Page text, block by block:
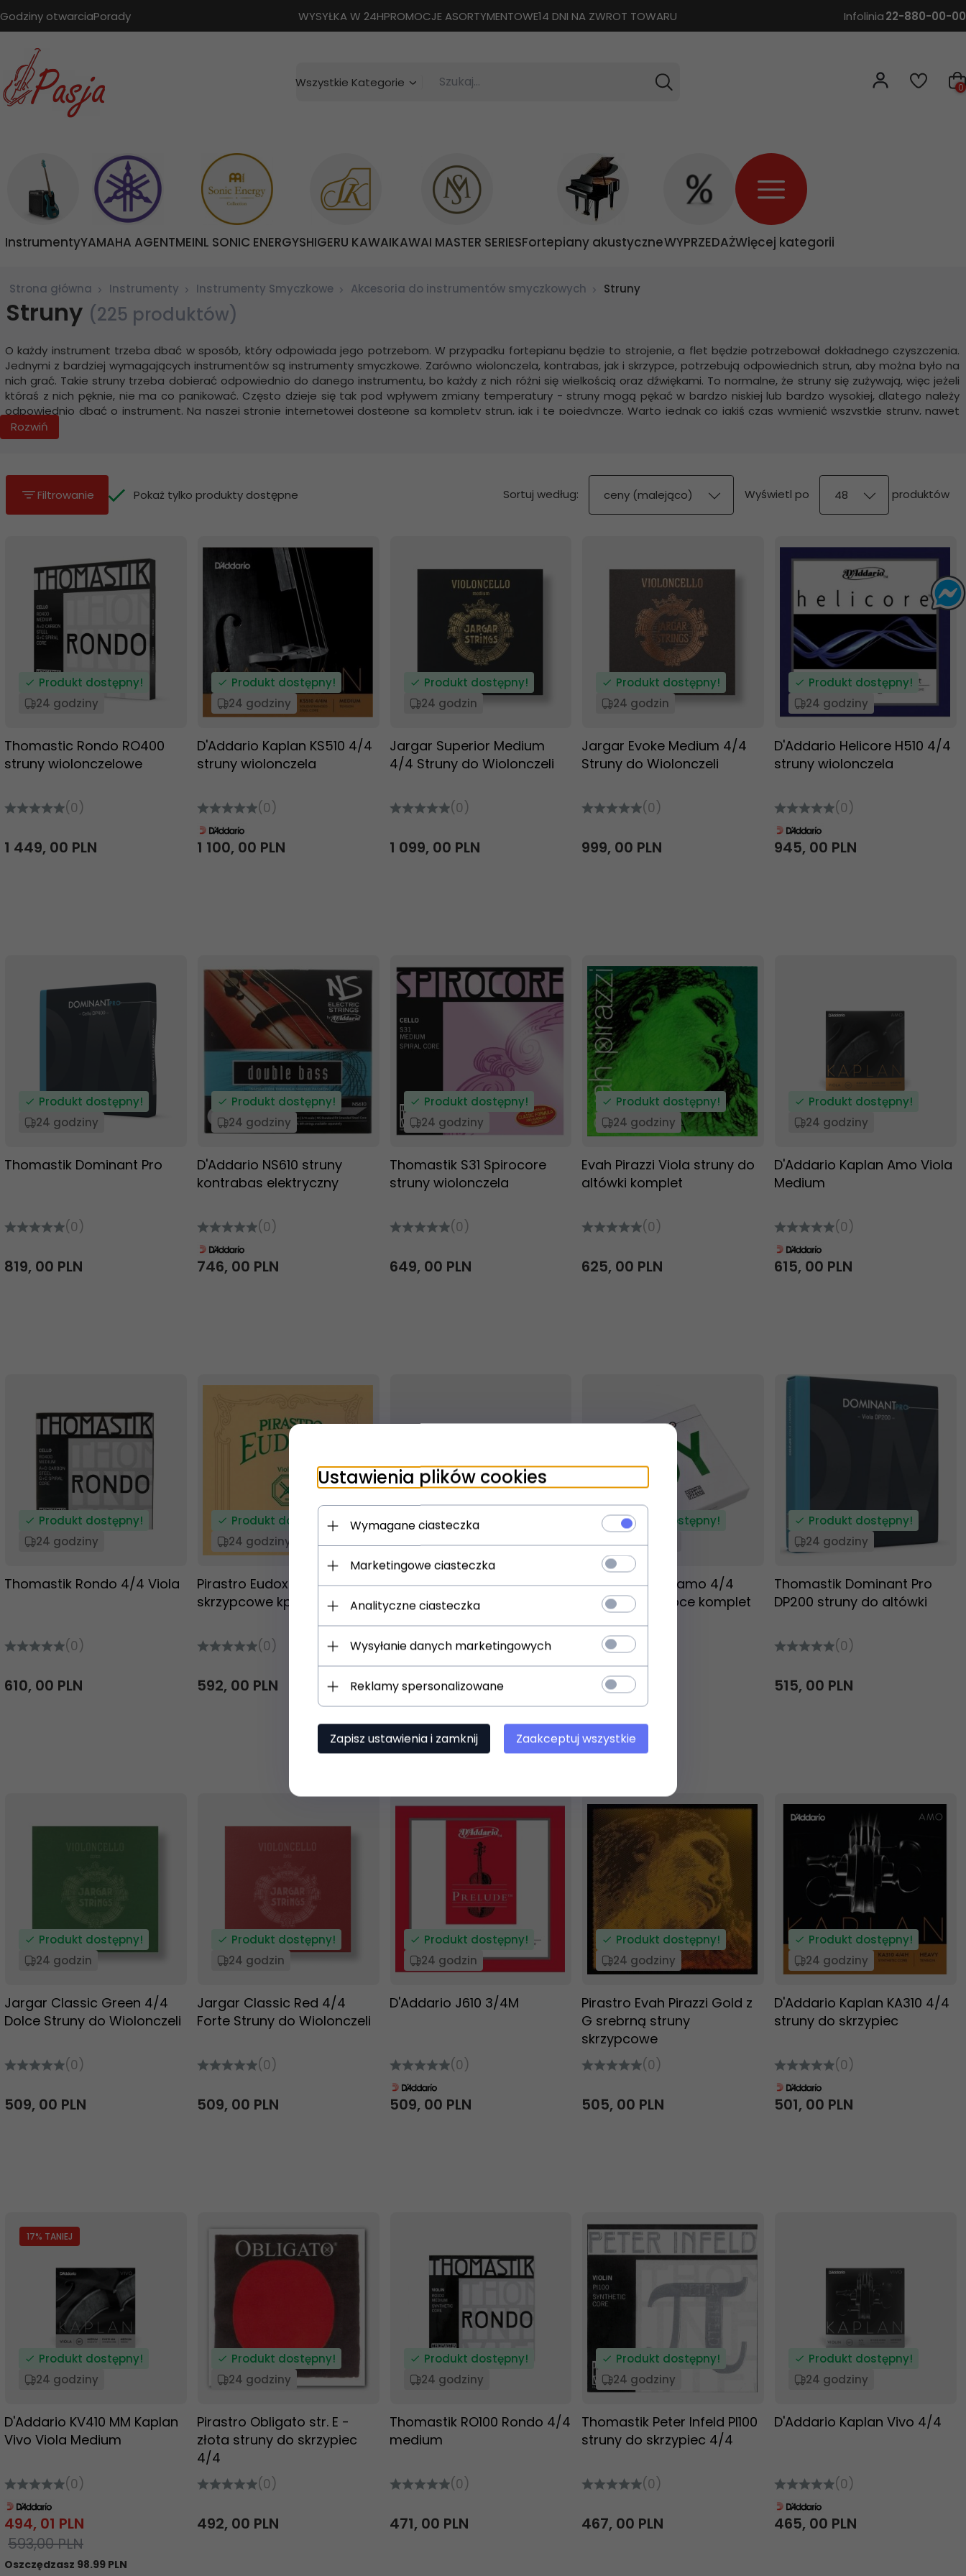
Godziny otwarciaPorady WYSYŁKA W 24HPROMOCJE ASORTYMENTOWE14 DNI NA ZWROT TOWARU Infolinia22-880-00-00
categories_searcher
Wszystkie Kategorie Szukaj... 0
InstrumentyYAMAHA AGENTMEINL SONIC ENERGYSHIGERU KAWAIKAWAI MASTER SERIESFortepiany akustyczneWYPRZEDAŻWięcej kategorii
Strona główna Instrumenty Instrumenty Smyczkowe Akcesoria do instrumentów smyczkowych Struny
Struny (225 produktów)
O każdy instrument trzeba dbać w sposób, który odpowiada jego potrzebom. W przypadku fortepianu będzie to strojenie, a flet będzie potrzebował dokładnego czyszczenia.
Jednymi z bardziej wymagających instrumentów są instrumenty smyczkowe. Zarówno wiolonczela, kontrabas, jak i skrzypce, potrzebują odpowiednich strun, aby można było na
nich grać. Takie struny trzeba dobierać odpowiednio do danego instrumentu, bo każdy z nich różni się wielkością oraz dźwiękami. To normalne, że struny się zużywają, więc jeżeli
któraś z nich pęknie, nie ma co panikować. Często dzieje się tak pod wpływem zmiany temperatury - struny mogą pękać w bardzo niskiej lub bardzo wysokiej, dlatego należy
odpowiednio dbać o instrument. Na naszej stronie internetowej dostępne są komplety strun, jak i te pojedyncze. Warto jednak co jakiś czas wymienić wszystkie struny, nawet
jeżeli nie są pęknięte. Strona internetowa oferuje szeroki wybór marek, zarówno tych popularnych, jak i mniej.
Rozwiń
Filtrowanie Pokaż tylko produkty dostępne Sortuj według:
sort
ceny (malejąco)
Wyświetl po
pop
48
produktów
Produkt dostępny!
24 godziny
Thomastic Rondo RO400
struny wiolonczelowe
(0)
1 449, 00 PLN
Produkt dostępny!
24 godziny
D'Addario Kaplan KS510 4/4
struny wiolonczela
(0)
1 100, 00 PLN
Produkt dostępny!
24 godzin
Jargar Superior Medium
4/4 Struny do Wiolonczeli
(0)
1 099, 00 PLN
Produkt dostępny!
24 godzin
Jargar Evoke Medium 4/4
Struny do Wiolonczeli
(0)
999, 00 PLN
Produkt dostępny!
24 godziny
D'Addario Helicore H510 4/4
struny wiolonczela
(0)
945, 00 PLN
Produkt dostępny!
24 godziny
Thomastik Dominant Pro
(0)
819, 00 PLN
Produkt dostępny!
24 godziny
D'Addario NS610 struny
kontrabas elektryczny
(0)
746, 00 PLN
Produkt dostępny!
24 godziny
Thomastik S31 Spirocore
struny wiolonczela
(0)
649, 00 PLN
Produkt dostępny!
24 godziny
Evah Pirazzi Viola struny do
altówki komplet
(0)
625, 00 PLN
Produkt dostępny!
24 godziny
D'Addario Kaplan Amo Viola
Medium
(0)
615, 00 PLN
Produkt dostępny!
24 godziny
Thomastik Rondo 4/4 Viola
(0)
610, 00 PLN
Produkt dostępny!
24 godziny
Pirastro Eudoxa struny
skrzypcowe kpl
(0)
592, 00 PLN
Produkt dostępny!
24 godziny
D'Addario Kaplan Forza
Viola Medium
(0)
576,00PLN
Produkt dostępny!
24 godziny
Thomastik Dynamo 4/4
medium skrzypce komplet
534, 00
Produkt dostępny!
24 godziny
Thomastik Dominant Pro
DP200 struny do altówki
(0)
515, 00 PLN
Produkt dostępny!
24 godzin
Jargar Classic Green 4/4
Dolce Struny do Wiolonczeli
(0)
509, 00 PLN
Produkt dostępny!
24 godzin
Jargar Classic Red 4/4
Forte Struny do Wiolonczeli
(0)
509, 00 PLN
Produkt dostępny!
24 godzin
D'Addario J610 3/4M
(0)
509, 00 PLN
Produkt dostępny!
24 godziny
Pirastro Evah Pirazzi Gold z
G srebrną struny
skrzypcowe
(0)
505, 00 PLN
Produkt dostępny!
24 godziny
D'Addario Kaplan KA310 4/4
struny do skrzypiec
(0)
501, 00 PLN
17% TANIEJ
Produkt dostępny!
24 godziny
D'Addario KV410 MM Kaplan
Vivo Viola Medium
(0)
494, 01 PLN
593,00 PLN
Oszczędzasz 98.99 PLN
Produkt dostępny!
24 godziny
Pirastro Obligato str. E -
złota struny do skrzypiec
4/4
(0)
492, 00 PLN
Produkt dostępny!
24 godziny
Thomastik RO100 Rondo 4/4
medium
(0)
471, 00 PLN
Produkt dostępny!
24 godziny
Thomastik Peter Infeld PI100
struny do skrzypiec 4/4
(0)
467, 00 PLN
Produkt dostępny!
24 godziny
D'Addario Kaplan Vivo 4/4
(0)
465, 00 PLN
Ustawienia plików cookies
Wymagane ciasteczka
Marketingowe ciasteczka
Analityczne ciasteczka
Wysyłanie danych marketingowych
Reklamy spersonalizowane
Zapisz ustawienia i zamknij Zaakceptuj wszystkie